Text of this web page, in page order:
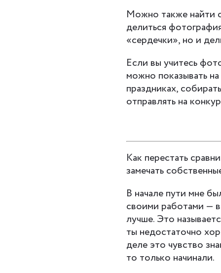
Можно также найти
делиться
«сердечки», но и
Если вы учитесь
можно показывать
праздниках,
отправлять на
Как перестать
замечать
В начале пути мне
своими работами —
лучше. Это
ты недостаточно
деле это чувство
то только начинали.